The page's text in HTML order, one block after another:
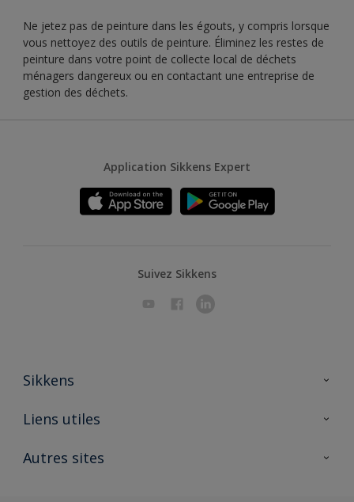
Ne jetez pas de peinture dans les égouts, y compris lorsque
vous nettoyez des outils de peinture. Éliminez les restes de
peinture dans votre point de collecte local de déchets
ménagers dangereux ou en contactant une entreprise de
gestion des déchets.
Application Sikkens Expert
Suivez Sikkens
Sikkens
A propos de Sikkens
Liens utiles
Ouvrir un magasin PASS
Autres sites